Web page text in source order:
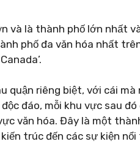
và là thành phố lớn nhất
phố đa văn hóa nhất
quận riêng biệt, với cái
đáo, mỗi khu vực sau
văn hóa. Đây là một
​​trúc đến các sự kiện